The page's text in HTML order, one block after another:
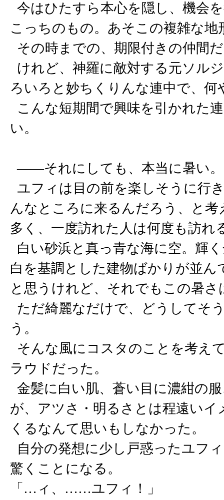
今はひたすら本心を隠し、機会
こっちのもの。あそこの複雑な
その時までの、期限付きの仲間
けれど、神羅に敵対する元ソル
ろいろと妙ちくりんな連中で、
こんな短期間で興味を引かれた
い。
――それにしても、本当に暑い。
ユフィは目の前を楽しそうに行
んなところに来るんだろう、と
多く、一度訪れた人は何度も訪れ
白い砂浜と真っ青な海に空。輝
白を基調とした建物ばかりが並
と思うけれど、それでもこの暑
ただ綺麗なだけで、どうしてそ
う。
そんな風にコスタのことを考え
ラウドだった。
金髪に白い肌、蒼い目に濃紺の
が、アツさ・明るさとは程遠い
くるなんて思いもしなかった。
自分の発想に少し戸惑ったユフ
驚くことになる。
「…ィ、……ユフィ！」